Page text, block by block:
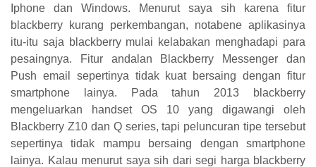
Iphone dan Windows. Menurut saya sih karena fitur
blackberry kurang perkembangan, notabene aplikasinya
itu-itu saja blackberry mulai kelabakan menghadapi para
pesaingnya. Fitur andalan Blackberry Messenger dan
Push email sepertinya tidak kuat bersaing dengan fitur
smartphone lainya. Pada tahun 2013 blackberry
mengeluarkan handset OS 10 yang digawangi oleh
Blackberry Z10 dan Q series, tapi peluncuran tipe tersebut
sepertinya tidak mampu bersaing dengan smartphone
lainya. Kalau menurut saya sih dari segi harga blackberry